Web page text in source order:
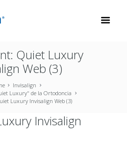
Quiet Luxury
Web (3)
Invisalign
Luxury" de la Ortodoncia
Luxury Invisalign Web (3)
Invisalign